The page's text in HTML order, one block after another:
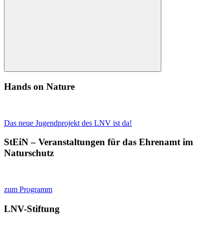
Suchen
Hands on Nature
Das neue Jugendprojekt des LNV ist da!
StEiN – Veranstaltungen für das Ehrenamt im
Naturschutz
zum Programm
LNV-Stiftung